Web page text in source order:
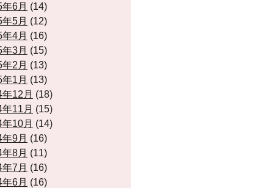
6月 (14)
5月 (12)
4月 (16)
3月 (15)
2月 (13)
1月 (13)
12月 (18)
11月 (15)
10月 (14)
9月 (16)
8月 (11)
7月 (16)
6月 (16)